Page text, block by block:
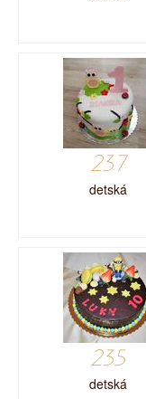
237
detská
235
detská